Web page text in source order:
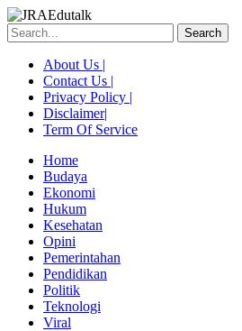
Skip
to
content
Search
About Us |
Contact Us |
Privacy Policy |
Disclaimer|
Term Of Service
Home
Budaya
Ekonomi
Hukum
Kesehatan
Opini
Pemerintahan
Pendidikan
Politik
Teknologi
Viral